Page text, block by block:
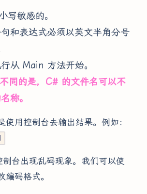
写敏感的。
和表达式必须以英文半角分号
从 Main 方法开始。
同的是，C# 的文件名可以不
称。
使用控制台去输出结果。例如：
制台出现乱码现象。我们可以使
编码格式。